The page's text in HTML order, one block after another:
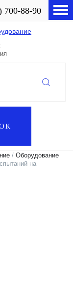
700-88-90
/ Оборудование
на